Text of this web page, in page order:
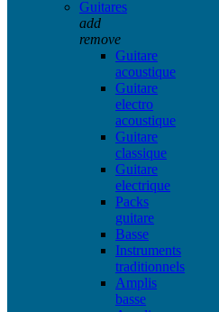
Guitares
add
remove
Guitare
acoustique
Guitare
electro
acoustique
Guitare
classique
Guitare
electrique
Packs
guitare
Basse
Instruments
traditionnels
Amplis
basse